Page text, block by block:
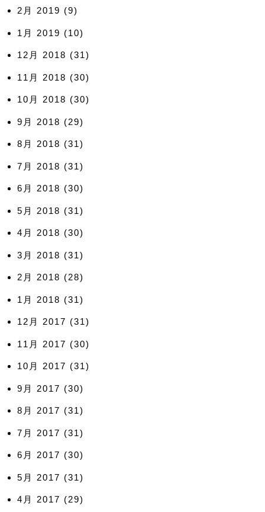
2月 2019 (9)
1月 2019 (10)
12月 2018 (31)
11月 2018 (30)
10月 2018 (30)
9月 2018 (29)
8月 2018 (31)
7月 2018 (31)
6月 2018 (30)
5月 2018 (31)
4月 2018 (30)
3月 2018 (31)
2月 2018 (28)
1月 2018 (31)
12月 2017 (31)
11月 2017 (30)
10月 2017 (31)
9月 2017 (30)
8月 2017 (31)
7月 2017 (31)
6月 2017 (30)
5月 2017 (31)
4月 2017 (29)